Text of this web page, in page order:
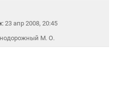
23 апр 2008, 20:45
М. О.